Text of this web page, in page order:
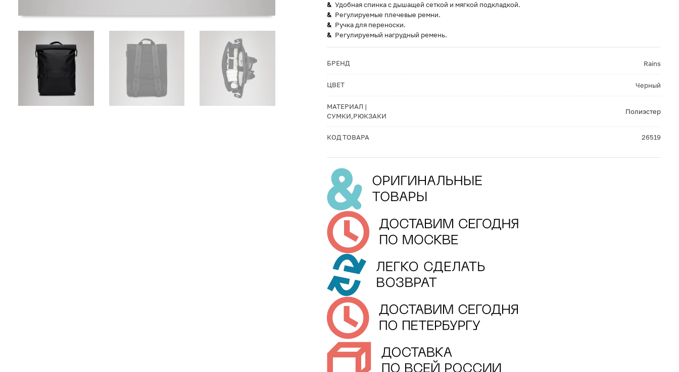
Удобная спинка с дышащей сеткой и мягкой подкладкой.
Регулируемые плечевые ремни.
Ручка для переноски.
Регулируемый нагрудный ремень.
БРЕНД Rains
ЦВЕТ Черный
МАТЕРИАЛ |
СУМКИ,РЮКЗАКИ
Полиэстер
КОД ТОВАРА 26519